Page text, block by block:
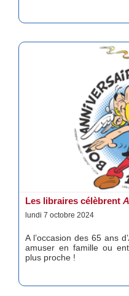
Les libraires célèbrent
lundi 7 octobre 2024
A l’occasion des 65 ans d’
amuser en famille ou
plus proche !